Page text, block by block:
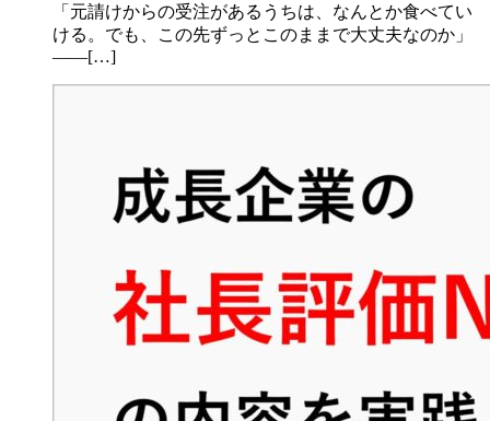
「元請けからの受注があるうちは、なんとか食べてい
ける。でも、この先ずっとこのままで大丈夫なのか」
——[…]